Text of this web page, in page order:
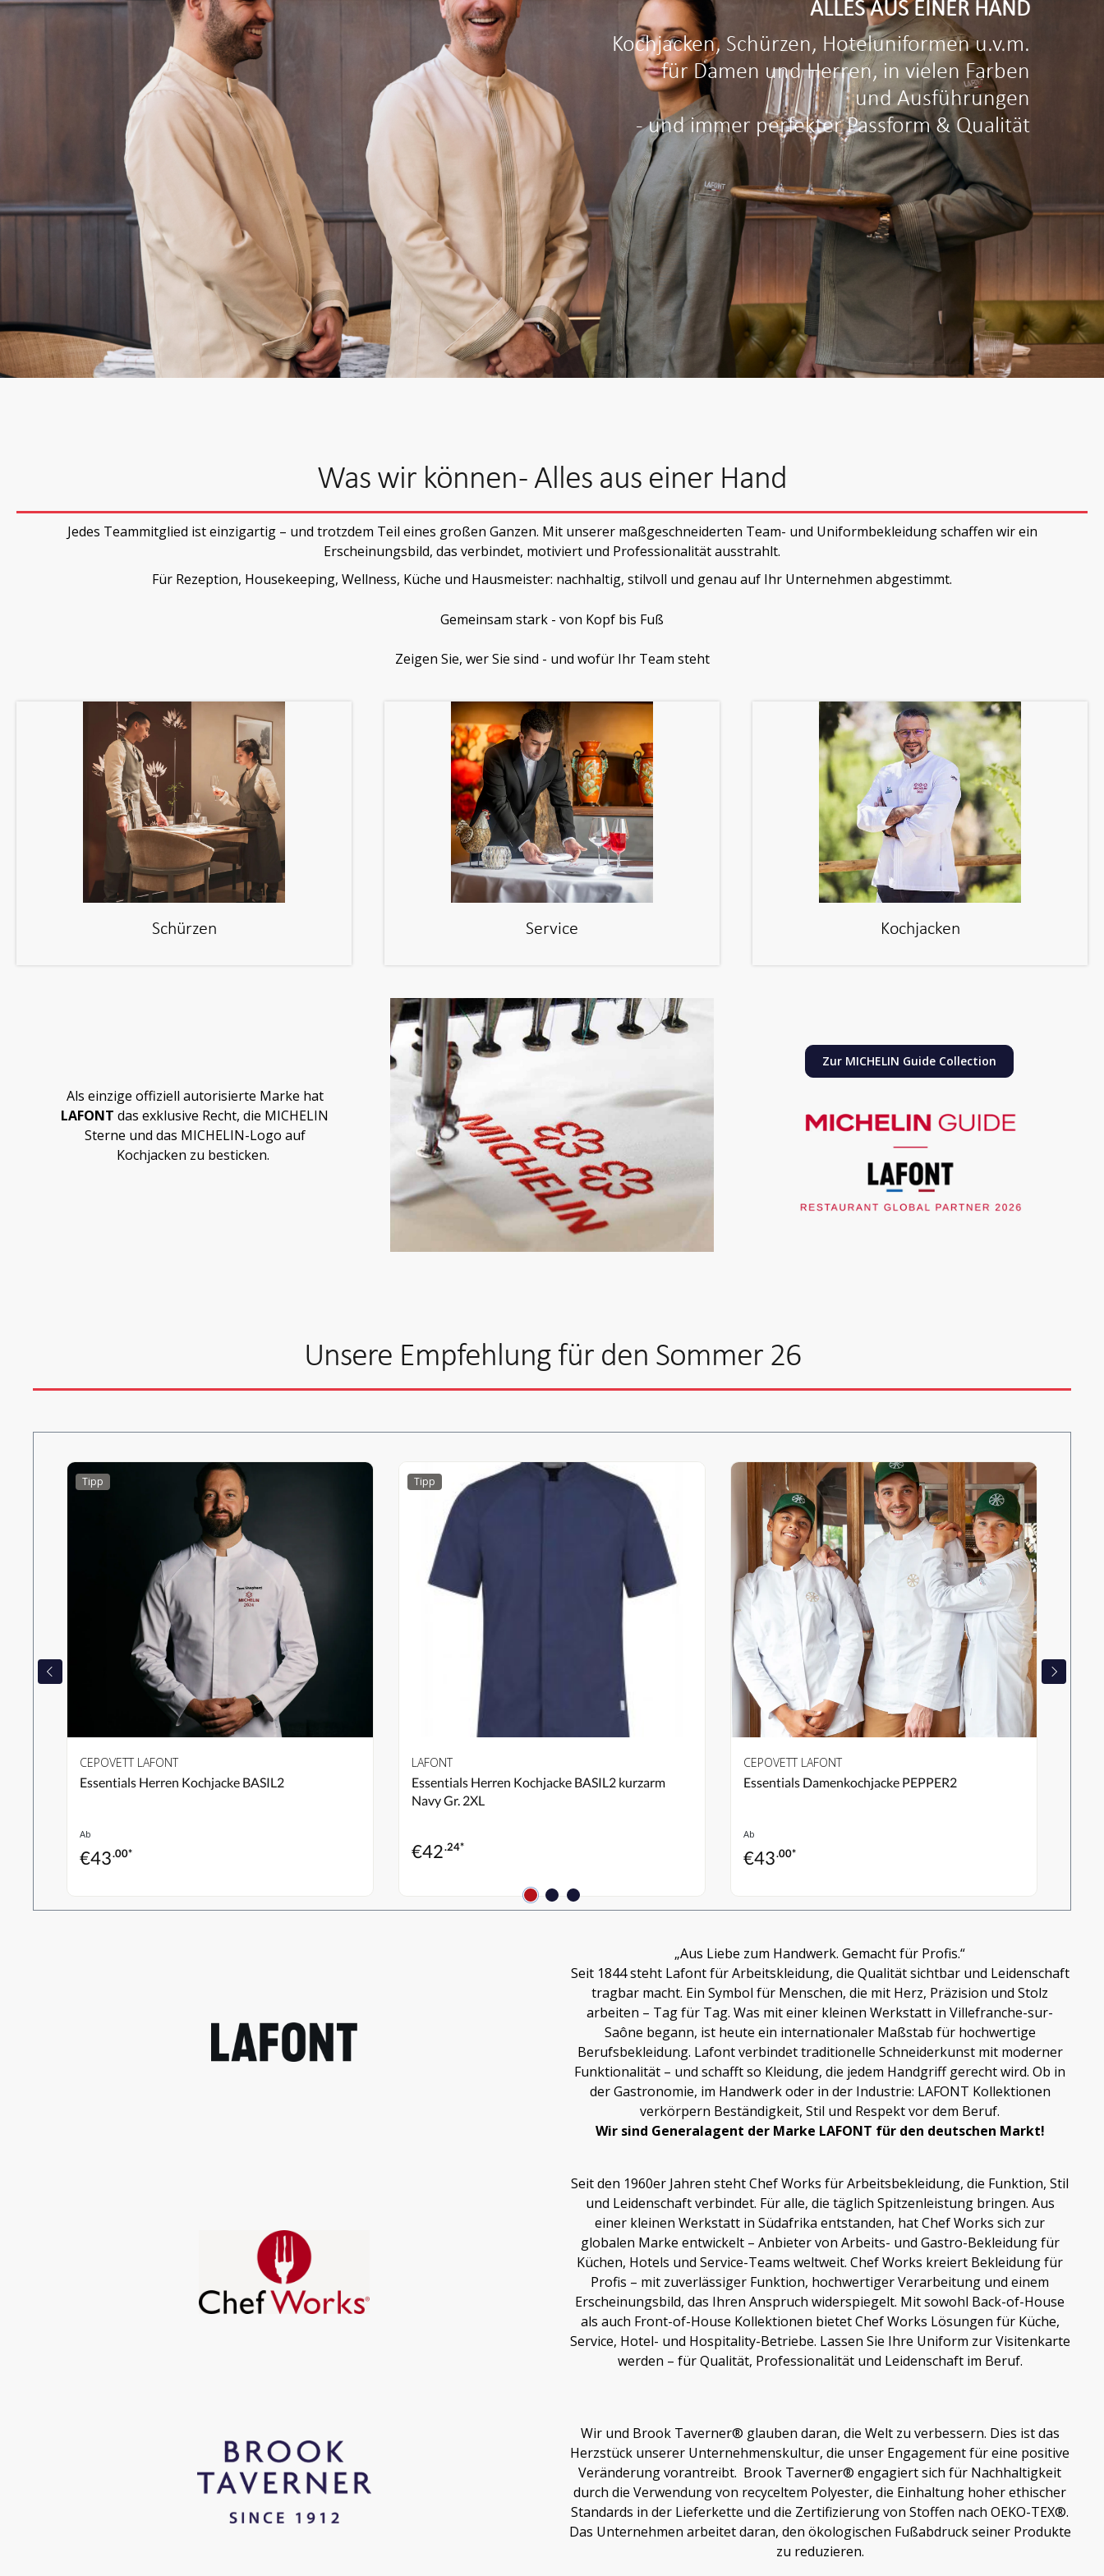
ALLES AUS EINER HAND
Kochjacken, Schürzen, Hoteluniformen u.v.m.
für Damen und Herren, in vielen Farben
und Ausführungen
- und immer perfekter Passform & Qualität
Was wir können - Alles aus einer Hand
Jedes Teammitglied ist einzigartig – und trotzdem Teil eines großen Ganzen. Mit unserer maßgeschneiderten Team- und Uniformbekleidung schaffen wir ein
Erscheinungsbild, das verbindet, motiviert und Professionalität ausstrahlt.
Für Rezeption, Housekeeping, Wellness, Küche und Hausmeister: nachhaltig, stilvoll und genau auf Ihr Unternehmen abgestimmt.
Gemeinsam stark - von Kopf bis Fuß
Zeigen Sie, wer Sie sind - und wofür Ihr Team steht
Schürzen Service Kochjacken
Als einzige offiziell autorisierte Marke hat
LAFONT das exklusive Recht, die MICHELIN
Sterne und das MICHELIN-Logo auf
Kochjacken zu besticken.
Zur MICHELIN Guide Collection
Unsere Empfehlung für den Sommer 26
Tipp
CEPOVETT LAFONT
Essentials Herren Kochjacke BASIL2
Ab
€43.00*
Tipp
LAFONT
Essentials Herren Kochjacke BASIL2 kurzarm
Navy Gr. 2XL
€42.24*
CEPOVETT LAFONT
Essentials Damenkochjacke PEPPER2
Ab
€43.00*
„Aus Liebe zum Handwerk. Gemacht für Profis.“
Seit 1844 steht Lafont für Arbeitskleidung, die Qualität sichtbar und Leidenschaft
tragbar macht. Ein Symbol für Menschen, die mit Herz, Präzision und Stolz
arbeiten – Tag für Tag. Was mit einer kleinen Werkstatt in Villefranche-sur-
Saône begann, ist heute ein internationaler Maßstab für hochwertige
Berufsbekleidung. Lafont verbindet traditionelle Schneiderkunst mit moderner
Funktionalität – und schafft so Kleidung, die jedem Handgriff gerecht wird. Ob in
der Gastronomie, im Handwerk oder in der Industrie: LAFONT Kollektionen
verkörpern Beständigkeit, Stil und Respekt vor dem Beruf.
Wir sind Generalagent der Marke LAFONT für den deutschen Markt!
Seit den 1960er Jahren steht Chef Works für Arbeitsbekleidung, die Funktion, Stil
und Leidenschaft verbindet. Für alle, die täglich Spitzenleistung bringen. Aus
einer kleinen Werkstatt in Südafrika entstanden, hat Chef Works sich zur
globalen Marke entwickelt – Anbieter von Arbeits- und Gastro-Bekleidung für
Küchen, Hotels und Service-Teams weltweit. Chef Works kreiert Bekleidung für
Profis – mit zuverlässiger Funktion, hochwertiger Verarbeitung und einem
Erscheinungsbild, das Ihren Anspruch widerspiegelt. Mit sowohl Back-of-House
als auch Front-of-House Kollektionen bietet Chef Works Lösungen für Küche,
Service, Hotel- und Hospitality-Betriebe. Lassen Sie Ihre Uniform zur Visitenkarte
werden – für Qualität, Professionalität und Leidenschaft im Beruf.
Wir und Brook Taverner® glauben daran, die Welt zu verbessern. Dies ist das
Herzstück unserer Unternehmenskultur, die unser Engagement für eine positive
Veränderung vorantreibt. Brook Taverner® engagiert sich für Nachhaltigkeit
durch die Verwendung von recyceltem Polyester, die Einhaltung hoher ethischer
Standards in der Lieferkette und die Zertifizierung von Stoffen nach OEKO-TEX®.
Das Unternehmen arbeitet daran, den ökologischen Fußabdruck seiner Produkte
zu reduzieren.